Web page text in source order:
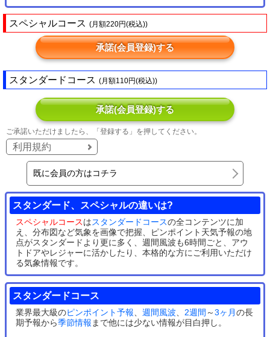
スペシャルコース (月額220円(税込))
承諾(会員登録)する
スタンダードコース (月額110円(税込))
承諾(会員登録)する
ご承諾いただけましたら、「登録する」を押してください。
利用規約
既に会員の方はコチラ
スタンダード、スペシャルの違いは?
スペシャルコースはスタンダードコースの全コンテンツに加
え、分布図など気象を画像で把握、ピンポイント天気予報の地
点がスタンダードより更に多く、週間風波も6時間ごと、アウ
トドアやレジャーに活かしたり、本格的な方にご利用いただけ
る気象情報です。
スタンダードコース
業界最大級のピンポイント予報 週間風波 2週間 ～3ヶ月の長
期予報から季節情報 まで他には少ない情報が目白押し。